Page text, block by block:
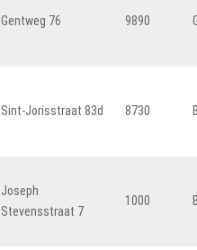
Gentweg 76 9890
Sint-Jorisstraat 83d 8730
Joseph
Stevensstraat 7
1000